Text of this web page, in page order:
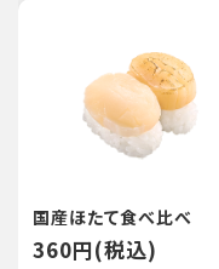
国産ほたて食べ比べ
360円(税込)